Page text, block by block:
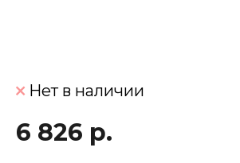
Нет в наличии
6 826 р.